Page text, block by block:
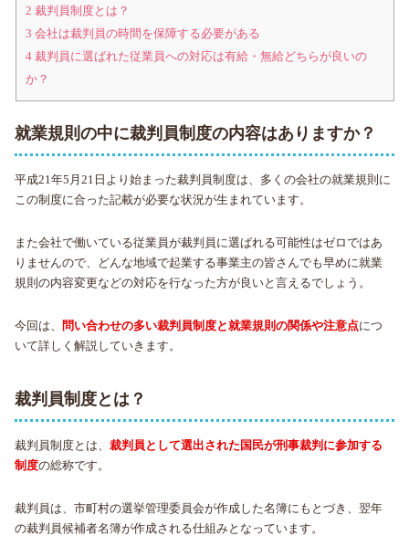
2 裁判員制度とは？
3 会社は裁判員の時間を保障する必要がある
4裁判員に選ばれた従業員への対応は有給・無給どちらが良いの
か？
就業規則の中に裁判員制度の内容はありますか？
平成21年5月21日より始まった裁判員制度は、多くの会社の就業規則に
この制度に合った記載が必要な状況が生まれています。
また会社で働いている従業員が裁判員に選ばれる可能性はゼロではあ
りませんので、どんな地域で起業する事業主の皆さんでも早めに就業
規則の内容変更などの対応を行なった方が良いと言えるでしょう。
今回は、 問い合わせの多い裁判員制度と就業規則の関係や注意点につ
いて詳しく解説していきます。
裁判員制度とは？
裁判員制度とは、裁判員として選出された国民が刑事裁判に参加する
制度の総称です。
裁判員は、市町村の選挙管理委員会が作成した名簿にもとづき、翌年
の裁判員候補者名簿が作成される仕組みとなっています。